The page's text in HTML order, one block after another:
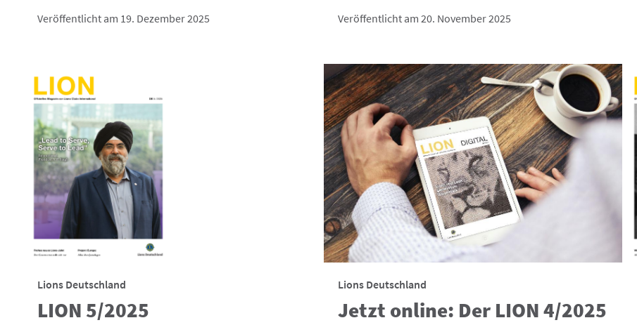
Veröffentlicht am 19. Dezember 2025 Veröffentlicht am 20. November 2025
Lions Deutschland
LION 5/2025
Lions Deutschland
Jetzt online: Der LION 4/2025